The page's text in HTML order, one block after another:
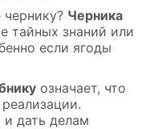
чернику? Черника
тайных знаний или
если ягоды
означает, что
и дать делам